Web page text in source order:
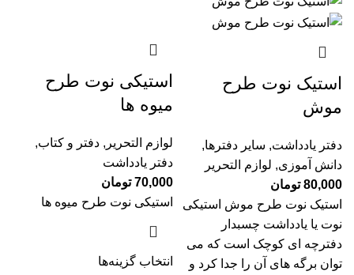
استیک نوت طرح
موش
دفتر یادداشت, سایر دفترها,
دانش آموزی, لوازم التحریر
80,000 تومان
استیک نوت طرح موش استیکی
نوت یا یادداشت چسبدار
دفترچه ای کوچک است که می
توان برگه های آن را جدا کرد و
استیکی نوت طرح
میوه ها
لوازم التحریر , دفتر و کتاب,
دفتر یادداشت
70,000 تومان
استیکی نوت طرح میوه ها
انتخاب گزینه‌ها